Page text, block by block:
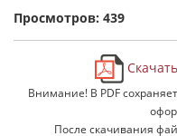
Просмотров: 439
Внимание! В PDF
После скачивания